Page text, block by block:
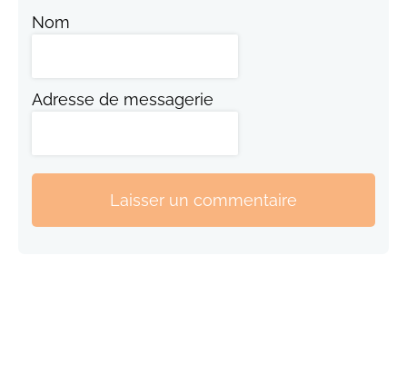
Nom
Adresse de messagerie
Laisser un commentaire